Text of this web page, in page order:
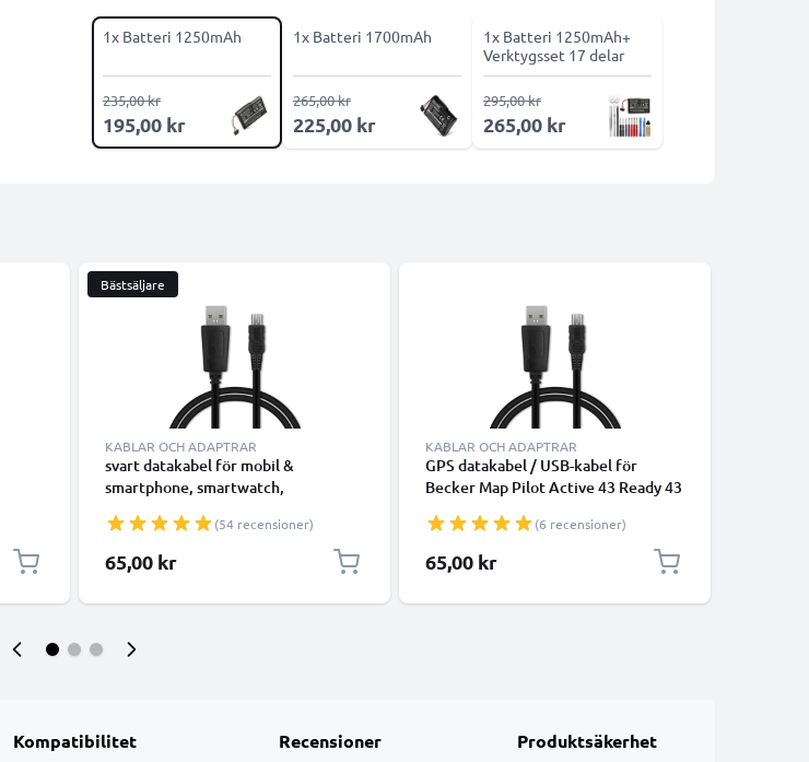
1x Batteri 1250mAh
195,00 kr
235,00 kr
1x Batteri 1700mAh
225,00 kr
265,00 kr
1x Batteri 1250mAh+
Verktygsset 17 delar
265,00 kr
295,00 kr
Bästsäljare
KABLAR OCH ADAPTRAR
svart datakabel för mobil &
smartphone, smartwatch,
hörlurar - 1m 1A för snabb
överföring - PVC USB-sladd
(54 recensioner)
65,00 kr
KABLAR OCH ADAPTRAR
GPS datakabel / USB-kabel för
Becker Map Pilot Active 43 Ready 43
Traffic Assist Z101 Z099
navigator/tracker - 1m 1A laddsladd
PVC - svart överföringskabel
(6 recensioner)
65,00 kr
Kompatibilitet Recensioner Produktsäkerhet